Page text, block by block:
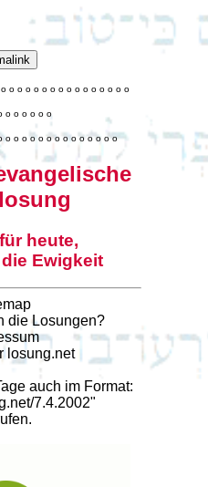
o o o o o o o o o o o o o o o o
o o o o o o
o o o o o o o o o o o o o o
heute,
Ewigkeit
die Losungen?
losung.net
auch im Format:
7.4.2002"